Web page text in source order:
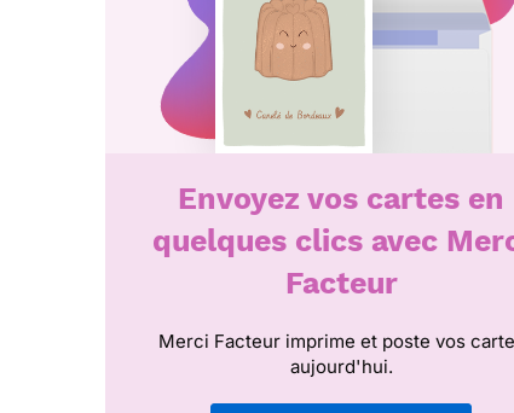
Envoyez vos cartes en
quelques clics avec
Facteur
Merci Facteur imprime et poste vos
aujourd'hui.